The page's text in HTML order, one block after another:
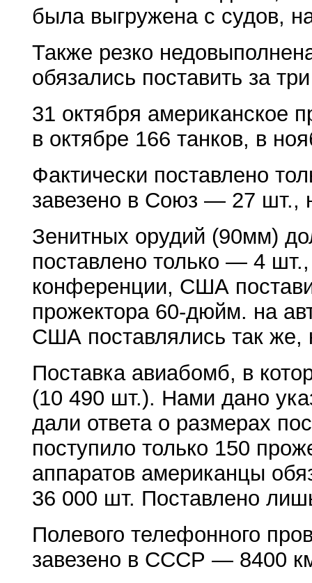
была выгружена с судов,
Также резко
обязались поставить за
31 октября американское
в октябре 166 танков, в
Фактически поставлено
завезено в Союз — 27 шт.,
Зенитных орудий (90мм)
поставлено только — 4
конференции, США
прожектора 60-дюйм. на
США поставлялись так же,
Поставка авиабомб, в
(10 490 шт.). Нами дано
дали ответа о размерах
поступило только 150
аппаратов американцы
36 000 шт. Поставлено
Полевого телефонного
завезено в СССР — 8400